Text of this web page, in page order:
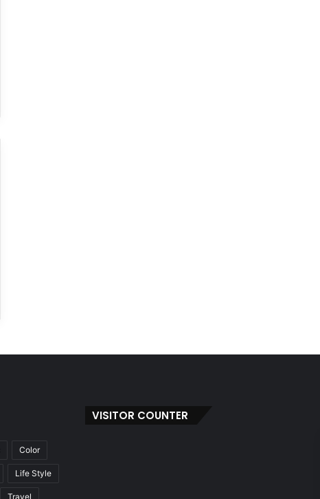
Color
Life Style
Travel
VISITOR COUNTER